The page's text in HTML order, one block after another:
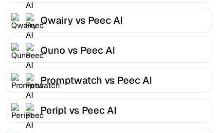
Qwairy vs Peec AI
Quno vs Peec AI
Promptwatch vs Peec AI
Peripl vs Peec AI